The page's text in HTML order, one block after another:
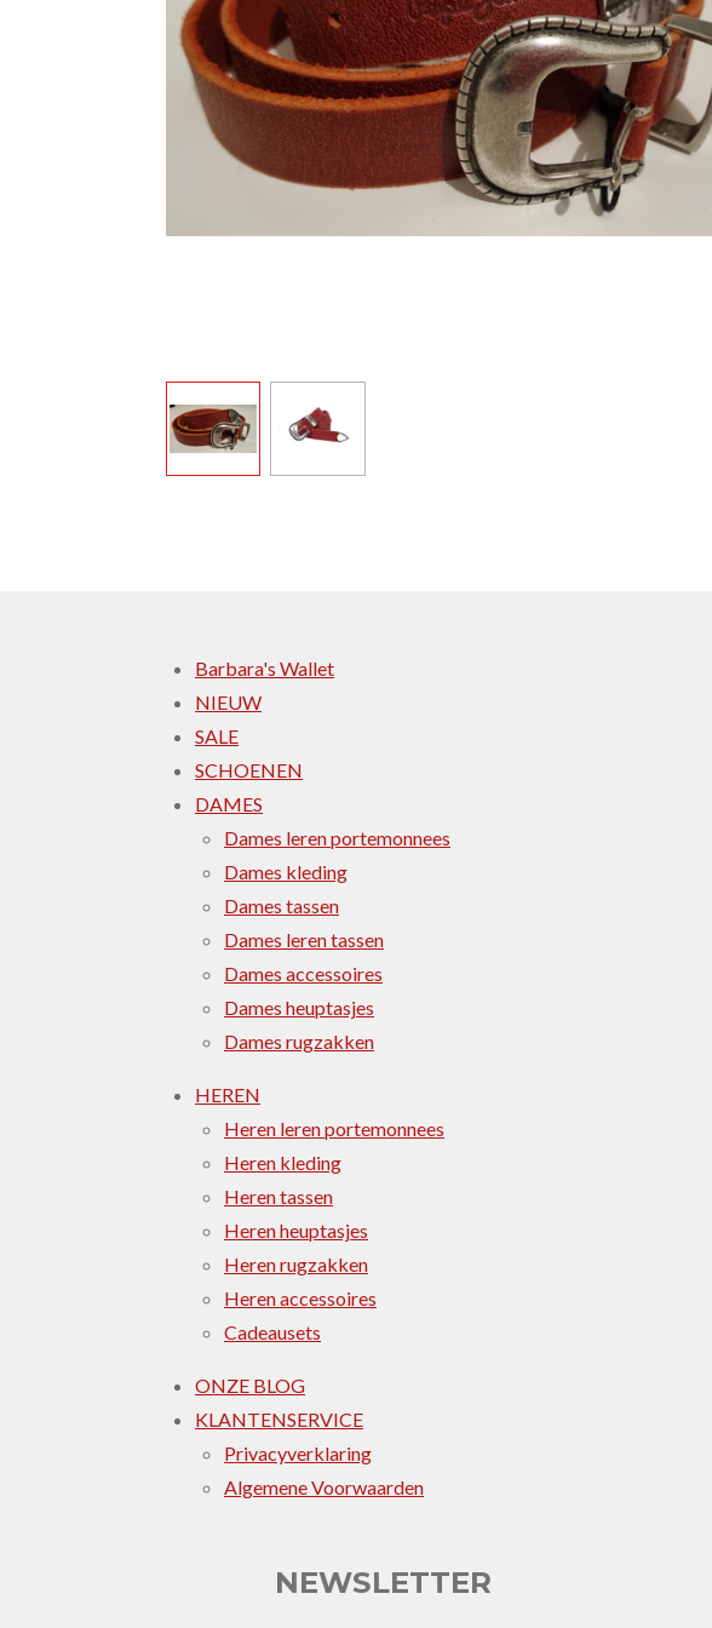
Barbara's Wallet
NIEUW
SALE
SCHOENEN
DAMES
Dames leren portemonnees
Dames kleding
Dames tassen
Dames leren tassen
Dames accessoires
Dames heuptasjes
Dames rugzakken
HEREN
Heren leren portemonnees
Heren kleding
Heren tassen
Heren heuptasjes
Heren rugzakken
Heren accessoires
Cadeausets
ONZE BLOG
KLANTENSERVICE
Privacyverklaring
Algemene Voorwaarden
NEWSLETTER